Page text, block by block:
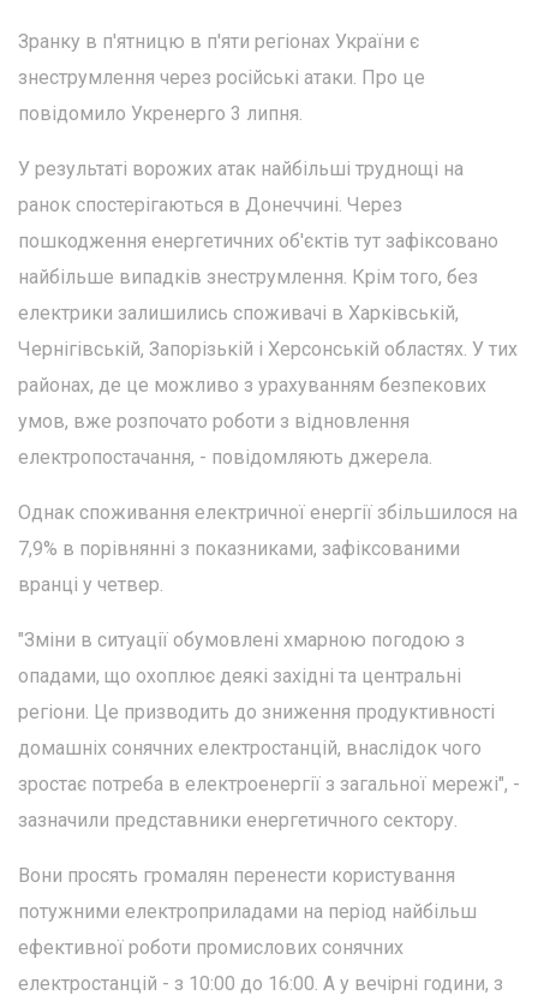
Зранку в п'ятницю в п'яти регіонах України є
знеструмлення через російські атаки. Про це
повідомило Укренерго 3 липня.
У результаті ворожих атак найбільші труднощі на
ранок спостерігаються в Донеччині. Через
пошкодження енергетичних об'єктів тут зафіксовано
найбільше випадків знеструмлення. Крім того, без
електрики залишились споживачі в Харківській,
Чернігівській, Запорізькій і Херсонській областях. У тих
районах, де це можливо з урахуванням безпекових
умов, вже розпочато роботи з відновлення
електропостачання, - повідомляють джерела.
Однак споживання електричної енергії збільшилося на
7,9% в порівнянні з показниками, зафіксованими
вранці у четвер.
"Зміни в ситуації обумовлені хмарною погодою з
опадами, що охоплює деякі західні та центральні
регіони. Це призводить до зниження продуктивності
домашніх сонячних електростанцій, внаслідок чого
зростає потреба в електроенергії з загальної мережі", -
зазначили представники енергетичного сектору.
Вони просять громалян перенести користування
потужними електроприладами на період найбільш
ефективної роботи промислових сонячних
електростанцій - з 10:00 до 16:00. А у вечірні години, з